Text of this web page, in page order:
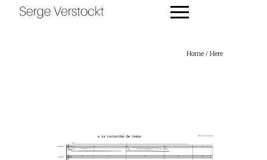
Home / Here